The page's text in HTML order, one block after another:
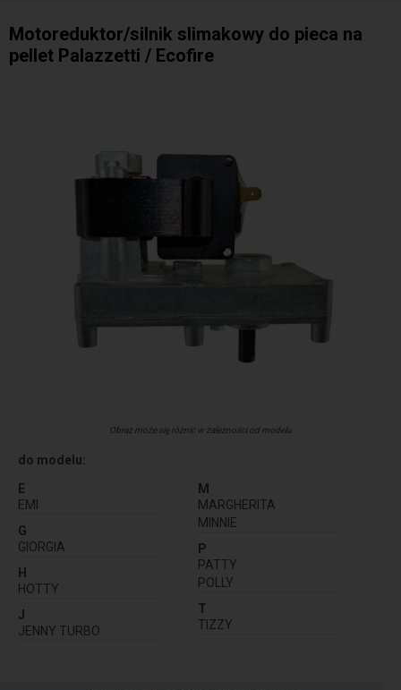
Motoreduktor/silnik slimakowy do pieca na
pellet Palazzetti / Ecofire
Obraz może się różnić w zależności od modelu
do modelu:
E
EMI
G
GIORGIA
H
HOTTY
J
JENNY TURBO
M
MARGHERITA
MINNIE
P
PATTY
POLLY
T
TIZZY